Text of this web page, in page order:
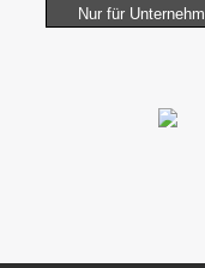
Nur für